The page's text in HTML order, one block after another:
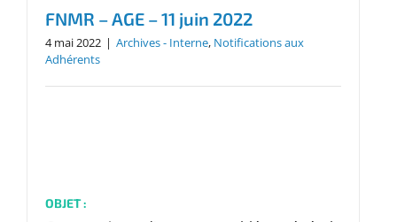
FNMR – AGE – 11 juin 2022
4 mai 2022 | Archives - Interne, Notifications aux
Adhérents
OBJET :